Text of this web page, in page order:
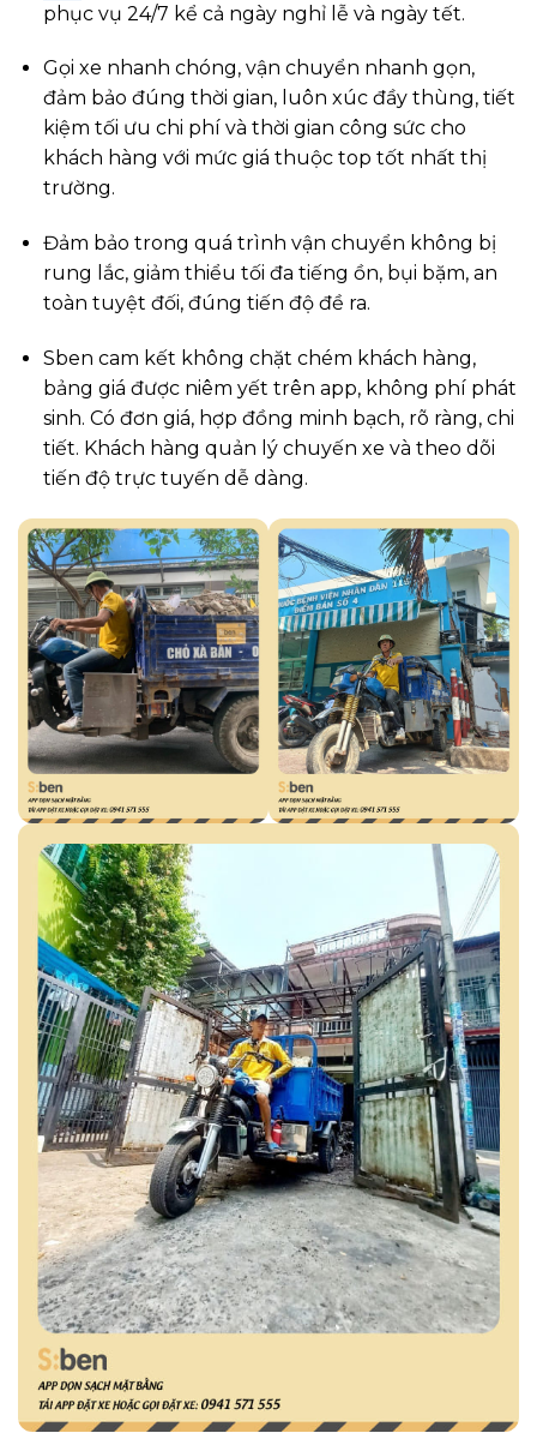
phục vụ 24/7 kể cả ngày nghỉ lễ và ngày tết.
Gọi xe nhanh chóng, vận chuyển nhanh gọn,
đảm bảo đúng thời gian, luôn xúc đầy thùng, tiết
kiệm tối ưu chi phí và thời gian công sức cho
khách hàng với mức giá thuộc top tốt nhất thị
trường.
Đảm bảo trong quá trình vận chuyển không bị
rung lắc, giảm thiểu tối đa tiếng ồn, bụi bặm, an
toàn tuyệt đối, đúng tiến độ đề ra.
Sben cam kết không chặt chém khách hàng,
bảng giá được niêm yết trên app, không phí phát
sinh. Có đơn giá, hợp đồng minh bạch, rõ ràng, chi
tiết. Khách hàng quản lý chuyến xe và theo dõi
tiến độ trực tuyến dễ dàng.